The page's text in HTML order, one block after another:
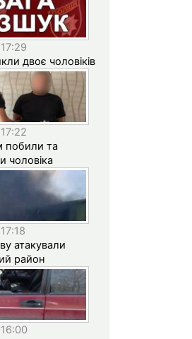
двоє чоловіків
побили та
чоловіка
атакували
район